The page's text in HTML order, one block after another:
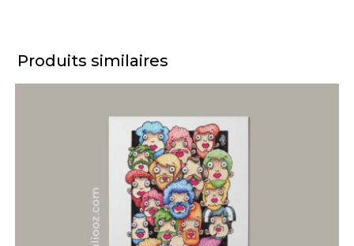
Produits similaires